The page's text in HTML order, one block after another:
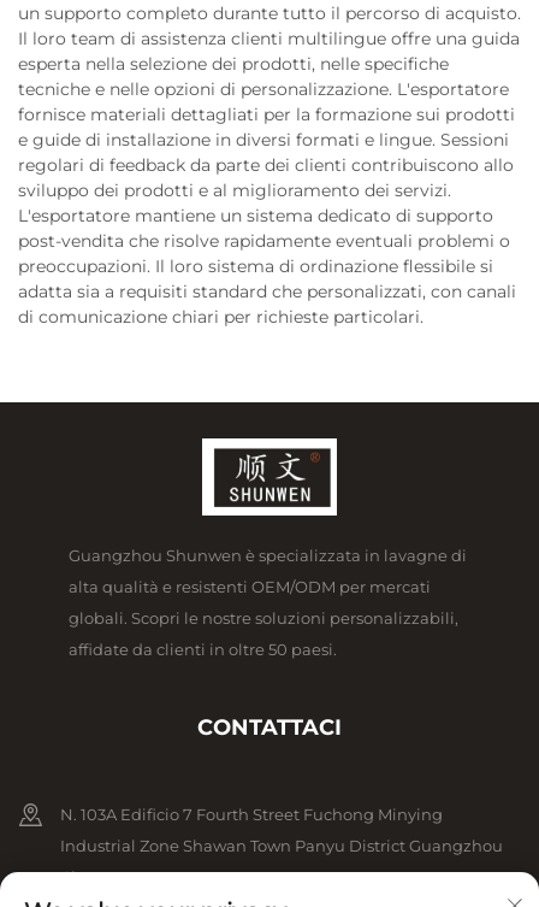
un supporto completo durante tutto il percorso di acquisto.
Il loro team di assistenza clienti multilingue offre una guida
esperta nella selezione dei prodotti, nelle specifiche
tecniche e nelle opzioni di personalizzazione. L'esportatore
fornisce materiali dettagliati per la formazione sui prodotti
e guide di installazione in diversi formati e lingue. Sessioni
regolari di feedback da parte dei clienti contribuiscono allo
sviluppo dei prodotti e al miglioramento dei servizi.
L'esportatore mantiene un sistema dedicato di supporto
post-vendita che risolve rapidamente eventuali problemi o
preoccupazioni. Il loro sistema di ordinazione flessibile si
adatta sia a requisiti standard che personalizzati, con canali
di comunicazione chiari per richieste particolari.
Guangzhou Shunwen è specializzata in lavagne di
alta qualità e resistenti OEM/ODM per mercati
globali. Scopri le nostre soluzioni personalizzabili,
affidate da clienti in oltre 50 paesi.
CONTATTACI
N. 103A Edificio 7 Fourth Street Fuchong Minying
Industrial Zone Shawan Town Panyu District Guangzhou
Cina